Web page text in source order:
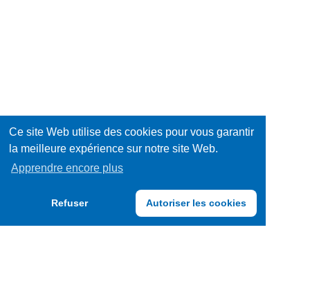
Ce site Web utilise des cookies pour vous garantir
la meilleure expérience sur notre site Web.
Apprendre encore plus
Refuser Autoriser les cookies